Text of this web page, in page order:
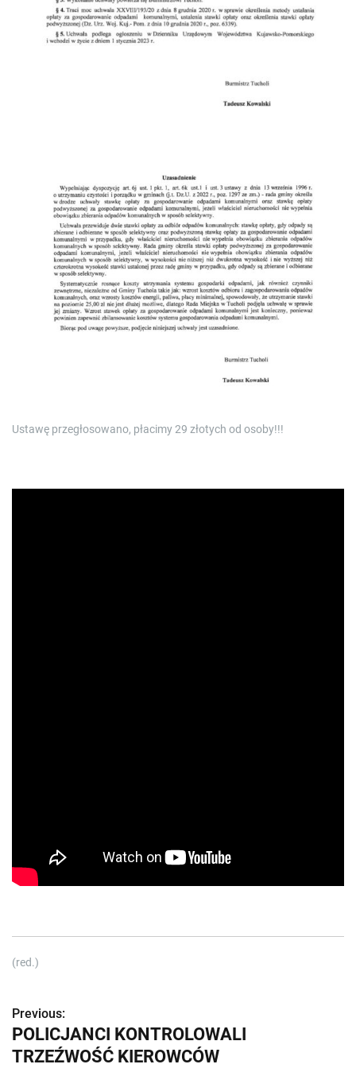
Ustawę przegłosowano, płacimy 29 złotych od osoby!!!
(red.)
Z
o
Previous:
POLICJANCI KONTROLOWALI
TRZEŹWOŚĆ KIEROWCÓW